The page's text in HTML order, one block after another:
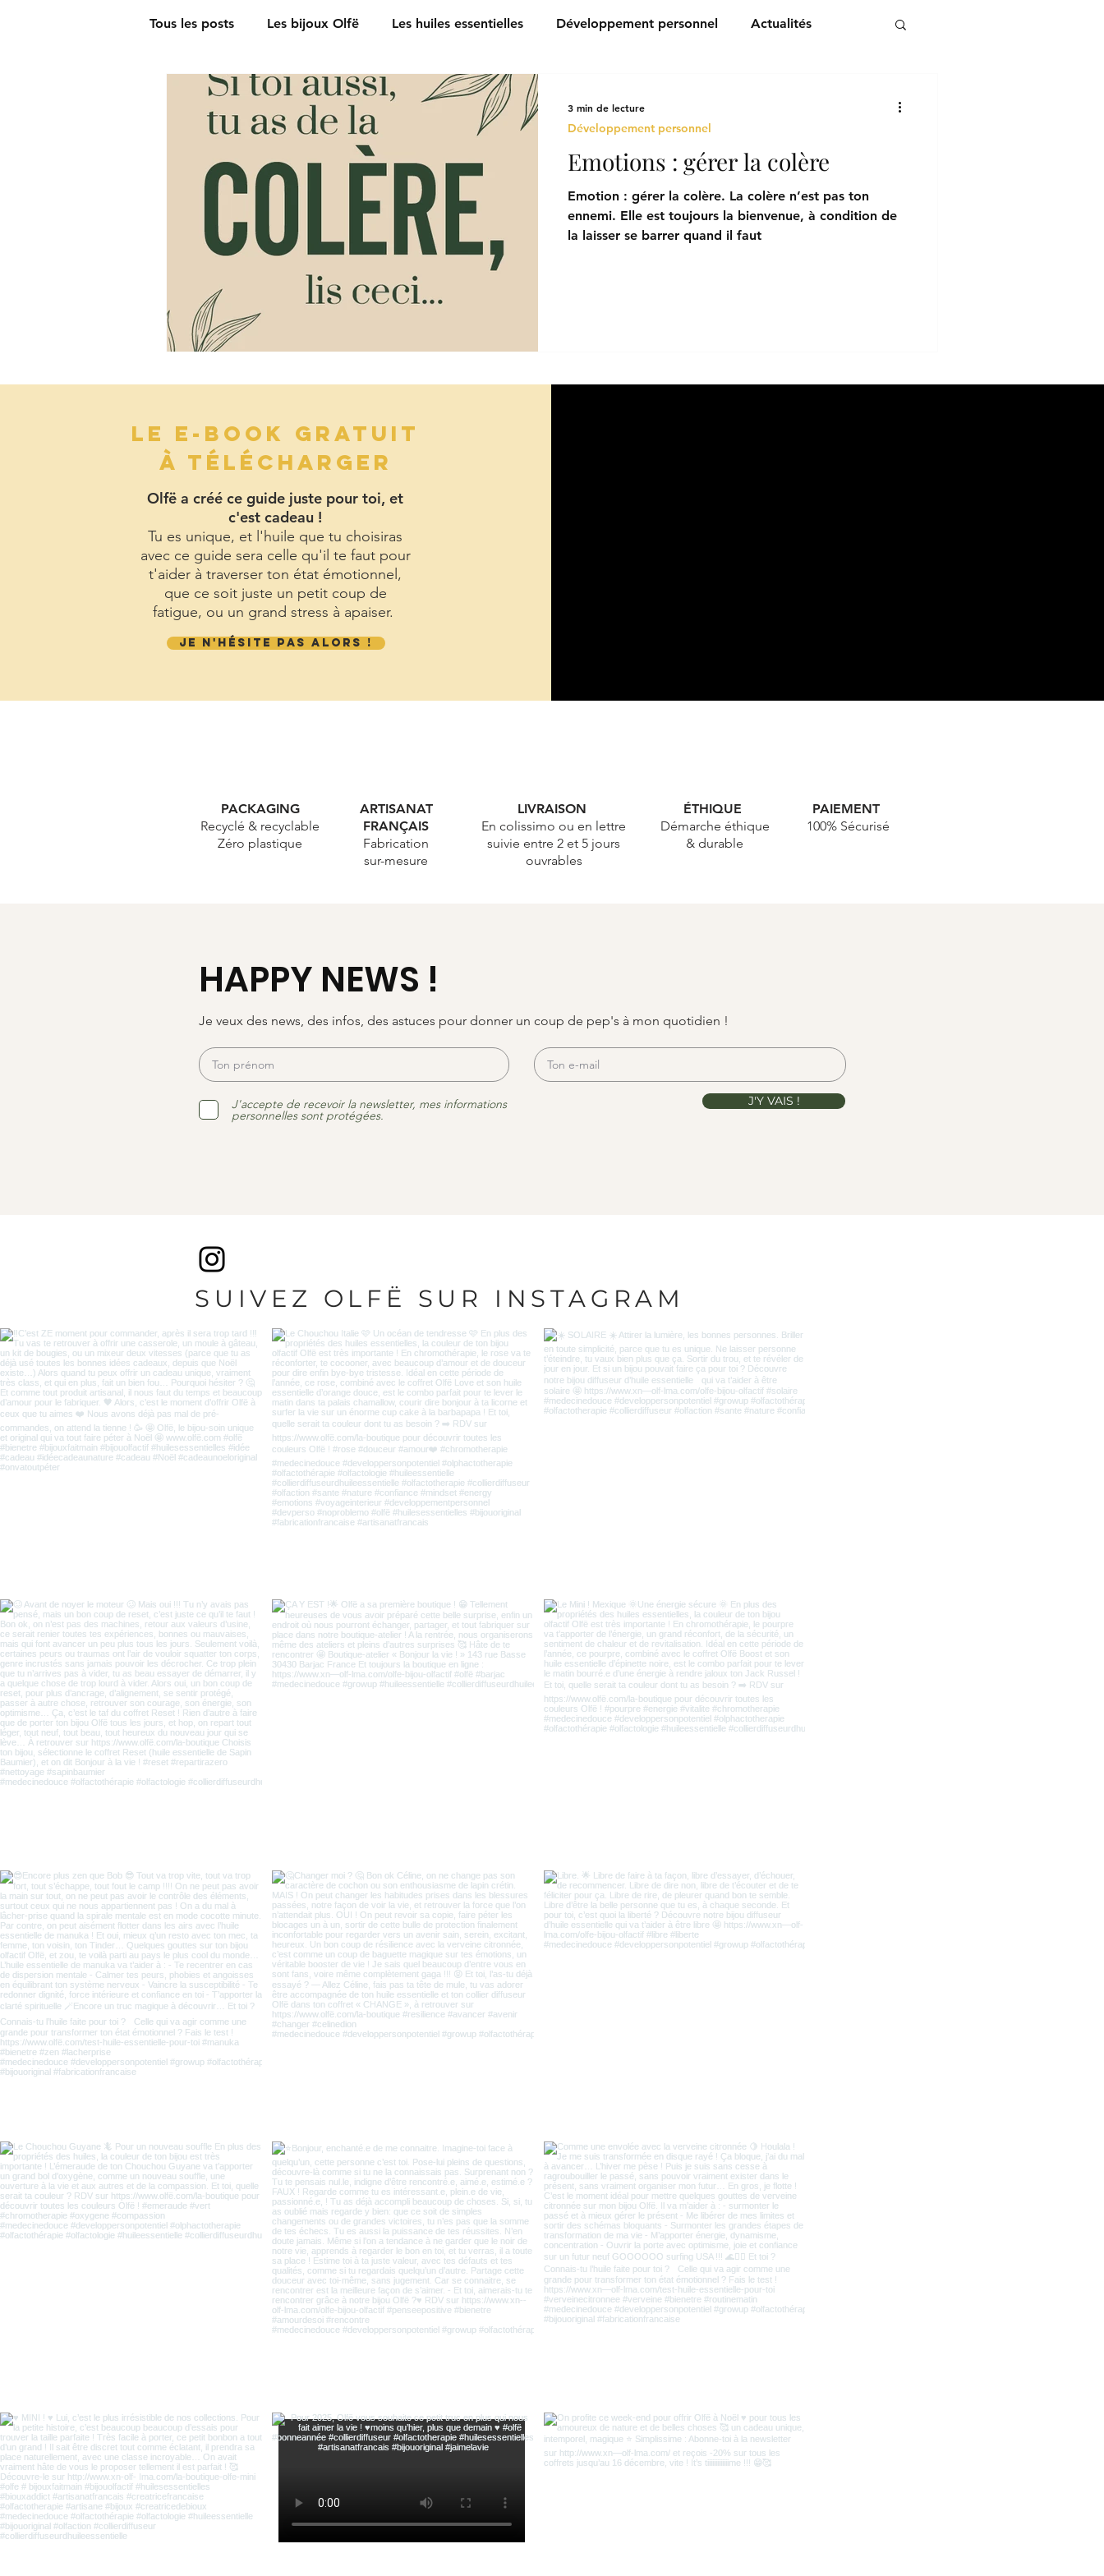
Tous les posts Les bijoux Olfë Les huiles essentielles Développement personnel Actualités
Emotions : gérer la colère
Emotion : gérer la colère. La colère n’est pas ton
ennemi. Elle est toujours la bienvenue, à condition de
la laisser se barrer quand il faut
Développement personnel
3 min de lecture
LE E-BOOK GRATUIT
À TÉLÉCHARGER
Olfë a créé ce guide juste pour toi, et
c'est cadeau !
Tu es unique, et l'huile que tu choisiras
avec ce guide sera celle qu'il te faut pour
t'aider à traverser ton état émotionnel,
que ce soit juste un petit coup de
fatigue, ou un grand stress à apaiser.
JE N'HÉSITE PAS ALORS !
PACKAGING
Recyclé & recyclable
Zéro plastique
ARTISANAT
FRANÇAIS
Fabrication
sur-mesure
LIVRAISON
En colissimo ou en lettre
suivie entre 2 et 5 jours
ouvrables
ÉTHIQUE
Démarche éthique
& durable
PAIEMENT
100% Sécurisé
HAPPY NEWS !
Je veux des news, des infos, des astuces pour donner un coup de pep's à mon quotidien !
J'accepte de recevoir la newsletter, mes informations
personnelles sont protégées.
J'Y VAIS !
SUIVEZ OLFË SUR INSTAGRAM